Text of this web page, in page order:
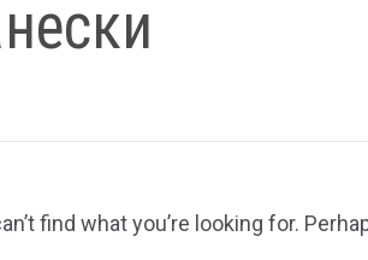
find what you’re looking for.